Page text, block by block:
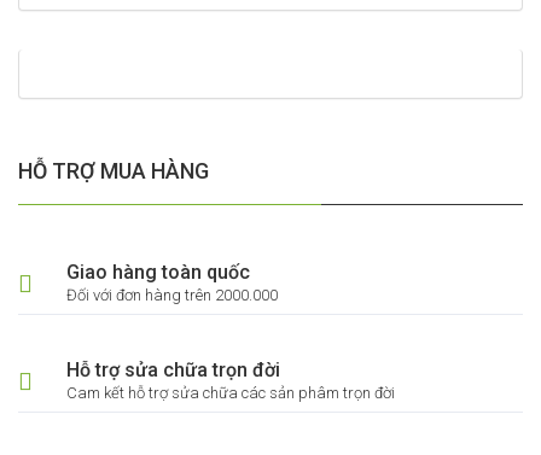
HỖ TRỢ MUA HÀNG
Giao hàng toàn quốc
Đối với đơn hàng trên 2000.000
Hỗ trợ sửa chữa trọn đời
Cam kết hỗ trợ sửa chữa các sản phâm trọn đời